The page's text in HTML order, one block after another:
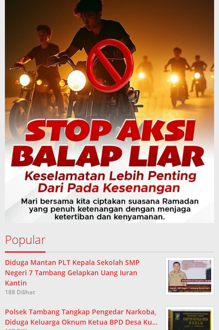
Popular
Diduga Mantan PLT Kepala Sekolah SMP
Negeri 7 Tambang Gelapkan Uang Iuran
Kantin
188 Dilihat
Polsek Tambang Tangkap Pengedar Narkoba,
Diduga Keluarga Oknum Ketua BPD Desa Ku…